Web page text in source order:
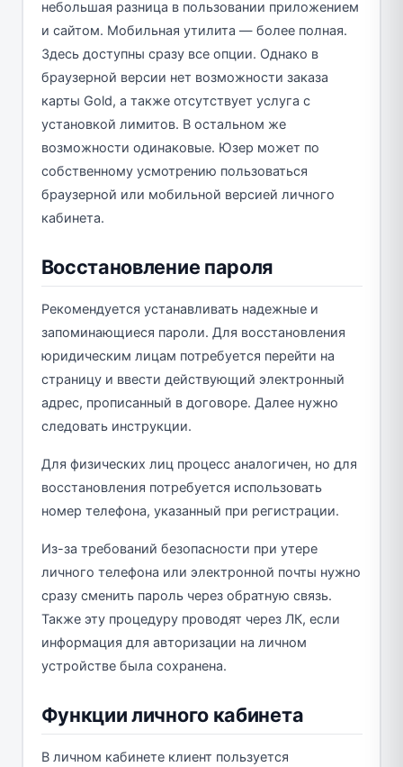
небольшая разница в пользовании приложением
и сайтом. Мобильная утилита — более полная.
Здесь доступны сразу все опции. Однако в
браузерной версии нет возможности заказа
карты Gold, а также отсутствует услуга с
установкой лимитов. В остальном же
возможности одинаковые. Юзер может по
собственному усмотрению пользоваться
браузерной или мобильной версией личного
кабинета.
Восстановление пароля
Рекомендуется устанавливать надежные и
запоминающиеся пароли. Для восстановления
юридическим лицам потребуется перейти на
страницу и ввести действующий электронный
адрес, прописанный в договоре. Далее нужно
следовать инструкции.
Для физических лиц процесс аналогичен, но для
восстановления потребуется использовать
номер телефона, указанный при регистрации.
Из-за требований безопасности при утере
личного телефона или электронной почты нужно
сразу сменить пароль через обратную связь.
Также эту процедуру проводят через ЛК, если
информация для авторизации на личном
устройстве была сохранена.
Функции личного кабинета
В личном кабинете клиент пользуется